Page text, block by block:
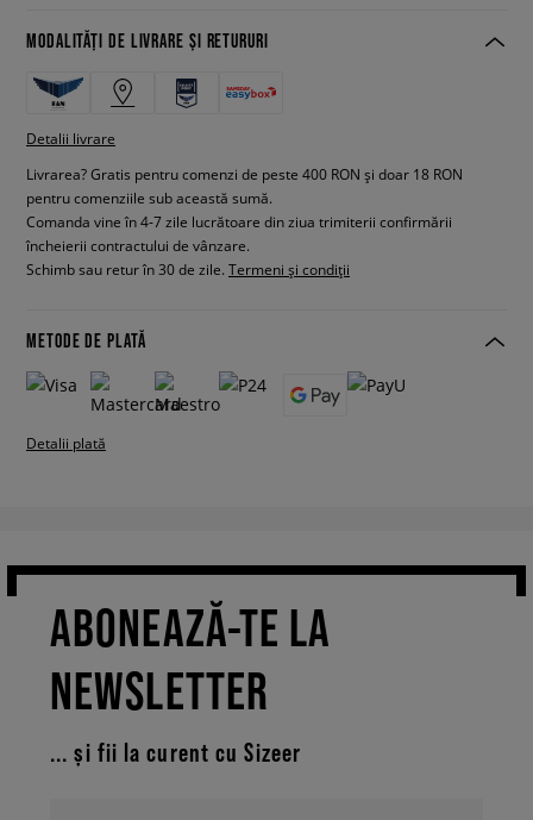
MODALITĂȚI DE LIVRARE ȘI RETURURI
Detalii livrare
Livrarea? Gratis pentru comenzi de peste 400 RON și doar 18 RON
pentru comenziile sub această sumă.
Comanda vine în 4-7 zile lucrătoare din ziua trimiterii confirmării
încheierii contractului de vânzare.
Schimb sau retur în 30 de zile. Termeni și condiții
METODE DE PLATĂ
Detalii plată
ABONEAZĂ-TE LA
NEWSLETTER
... și fii la curent cu Sizeer